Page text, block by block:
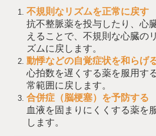
不規則なリズムを正常に戻す
抗不整脈薬を投与したり、心
えることで、不規則な心臓の
ズムに戻します。
動悸などの自覚症状を和らげ
心拍数を遅くする薬を服用す
常範囲に戻します。
合併症（脳梗塞）を予防する
血液を固まりにくくする薬を
します。